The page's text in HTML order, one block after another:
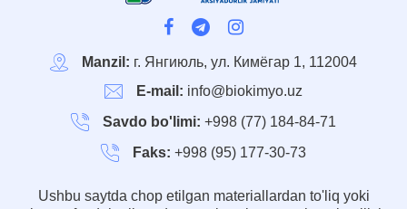
Manzil: г. Янгиюль, ул. Кимёгар 1, 112004
E-mail: info@biokimyo.uz
Savdo bo'limi: +998 (77) 184-84-71
Faks: +998 (95) 177-30-73
Ushbu saytda chop etilgan materiallardan to'liq yoki